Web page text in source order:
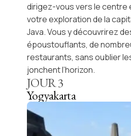
dirigez-vous vers le centre
votre exploration de la
Java. Vous y découvrirez
époustouflants, de
restaurants, sans oublier
jonchent l’horizon.
JOUR3
Yogyakarta